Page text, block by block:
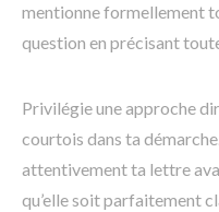
mentionne formellement
question en précisant
Privilégie une approche
courtois dans ta
attentivement ta lettre
qu’elle soit parfaitement